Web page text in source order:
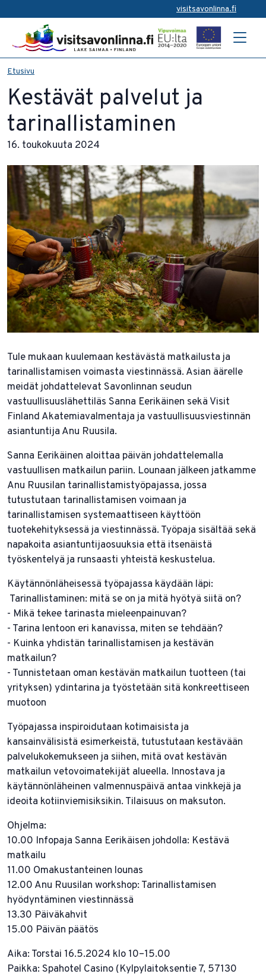
visitsavonlinna.fi
Etusivu
Kestävät palvelut ja
tarinallistaminen
16. toukokuuta 2024
Tule mukaan kuulemaan kestävästä matkailusta ja
tarinallistamisen voimasta viestinnässä. Asian äärelle
meidät johdattelevat Savonlinnan seudun
vastuullisuuslähettiläs Sanna Eerikäinen sekä Visit
Finland Akatemiavalmentaja ja vastuullisuusviestinnän
asiantuntija Anu Ruusila.
Sanna Eerikäinen aloittaa päivän johdattelemalla
vastuullisen matkailun pariin. Lounaan jälkeen jatkamme
Anu Ruusilan tarinallistamistyöpajassa, jossa
tutustutaan tarinallistamisen voimaan ja
tarinallistamisen systemaattiseen käyttöön
tuotekehityksessä ja viestinnässä. Työpaja sisältää sekä
napakoita asiantuntijaosuuksia että itsenäistä
työskentelyä ja runsaasti yhteistä keskustelua.
Käytännönläheisessä työpajassa käydään läpi:
Tarinallistaminen: mitä se on ja mitä hyötyä siitä on?
- Mikä tekee tarinasta mieleenpainuvan?
- Tarina lentoon eri kanavissa, miten se tehdään?
- Kuinka yhdistän tarinallistamisen ja kestävän
matkailun?
- Tunnistetaan oman kestävän matkailun tuotteen (tai
yrityksen) ydintarina ja työstetään sitä konkreettiseen
muotoon
Työpajassa inspiroidutaan kotimaisista ja
kansainvälisistä esimerkeistä, tutustutaan kestävään
palvelukokemukseen ja siihen, mitä ovat kestävän
matkailun vetovoimatekijät alueella. Innostava ja
käytännönläheinen valmennuspäivä antaa vinkkejä ja
ideoita kotiinviemisiksikin. Tilaisuus on maksuton.
Ohjelma:
10.00 Infopaja Sanna Eerikäisen johdolla: Kestävä
matkailu
11.00 Omakustanteinen lounas
12.00 Anu Ruusilan workshop: Tarinallistamisen
hyödyntäminen viestinnässä
13.30 Päiväkahvit
15.00 Päivän päätös
Aika: Torstai 16.5.2024 klo 10–15.00
Paikka: Spahotel Casino (Kylpylaitoksentie 7, 57130